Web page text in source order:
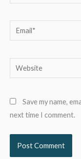
Email*
Website
Save my name,
next time I comment.